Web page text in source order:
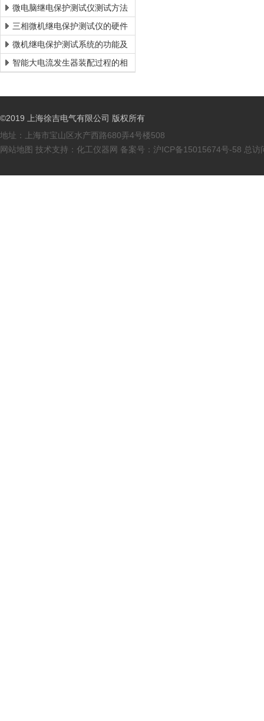
仪,三相继电保护测试仪端午活动
价
微电脑继电保护测试仪测试方法
三相微机继电保护测试仪的硬件
结构
微机继电保护测试系统的功能及
特点
智能大电流发生器装配过程的相
©2019 上海徐吉电气有限公司 版权所有
地址：上海市宝山区水产西路680弄4号楼508
网站地图 技术支持： 化工仪器网 备案号： 沪ICP备15015674号-58 总访